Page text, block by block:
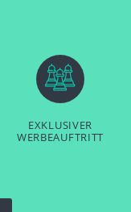
EXKLUSIVER
WERBEAUFTRITT